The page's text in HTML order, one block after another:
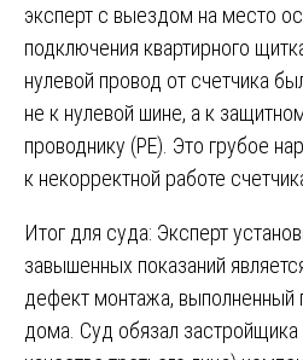
эксперт с выездом на место
подключения квартирного
нулевой провод от счетчика
не к нулевой шине, а к
проводнику (PE). Это грубое
к некорректной работе
Итог для суда: Эксперт
завышенных показаний
дефект монтажа, выполненный
дома. Суд обязал застройщика